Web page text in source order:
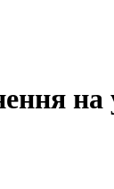
на